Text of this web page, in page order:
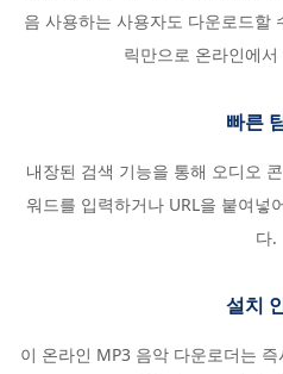
음 사용하는 사용자도 다운로드할
릭만으로 온라인에
빠른
내장된 검색 기능을 통해 오디오
워드를 입력하거나 URL을 붙여넣
다.
설치
이 온라인 MP3 음악 다운로더는